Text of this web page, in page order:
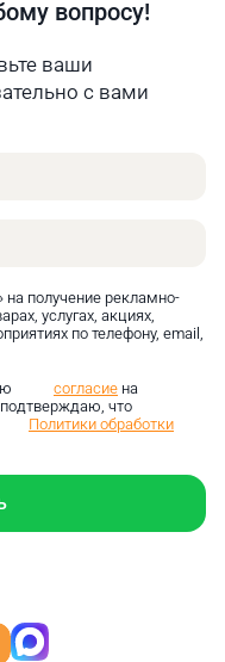
вопросу!
ваши
с вами
получение рекламно-
услугах, акциях,
по телефону, email,
согласие на
что
Политики обработки